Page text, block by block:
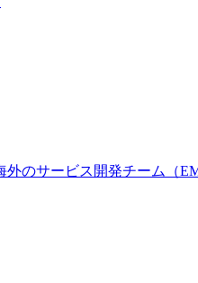
のサービス開発チーム（